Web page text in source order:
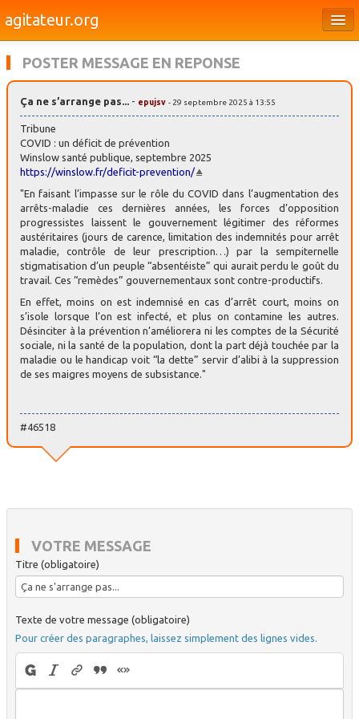
agitateur.org
Bourges & le Cher
Culture
Médias
Dossiers
Brèves
POSTER MESSAGE EN REPONSE
Ça ne s’arrange pas... - epujsv - 29 septembre 2025 à 13:55
Tribune
COVID : un déficit de prévention
Winslow santé publique, septembre 2025
https://winslow.fr/deficit-prevention/
"En faisant l’impasse sur le rôle du COVID dans l’augmentation des
arrêts-maladie ces dernières années, les forces d’opposition
progressistes laissent le gouvernement légitimer des réformes
austéritaires (jours de carence, limitation des indemnités pour arrêt
maladie, contrôle de leur prescription…) par la sempiternelle
stigmatisation d’un peuple “absentéiste” qui aurait perdu le goût du
travail. Ces “remèdes” gouvernementaux sont contre-productifs.
En effet, moins on est indemnisé en cas d’arrêt court, moins on
s’isole lorsque l’on est infecté, et plus on contamine les autres.
Désinciter à la prévention n’améliorera ni les comptes de la Sécurité
sociale, ni la santé de la population, dont la part déjà touchée par la
maladie ou le handicap voit “la dette” servir d’alibi à la suppression
de ses maigres moyens de subsistance."
#46518
VOTRE MESSAGE
Titre (obligatoire)
Texte de votre message (obligatoire)
Pour créer des paragraphes, laissez simplement des lignes vides.